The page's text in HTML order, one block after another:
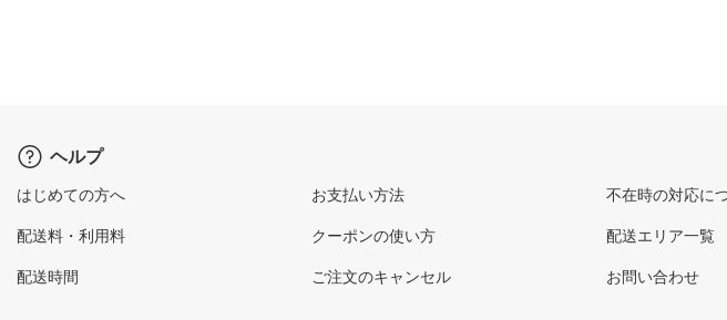
ヘルプ
はじめての方へ
配送料・利用料
配送時間
お支払い方法
クーポンの使い方
ご注文のキャンセル
不在時の対応に
配送エリア一覧
お問い合わせ